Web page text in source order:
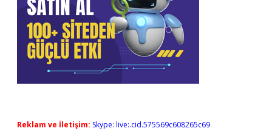
Reklam ve İletişim: Skype: live:.cid.575569c608265c69